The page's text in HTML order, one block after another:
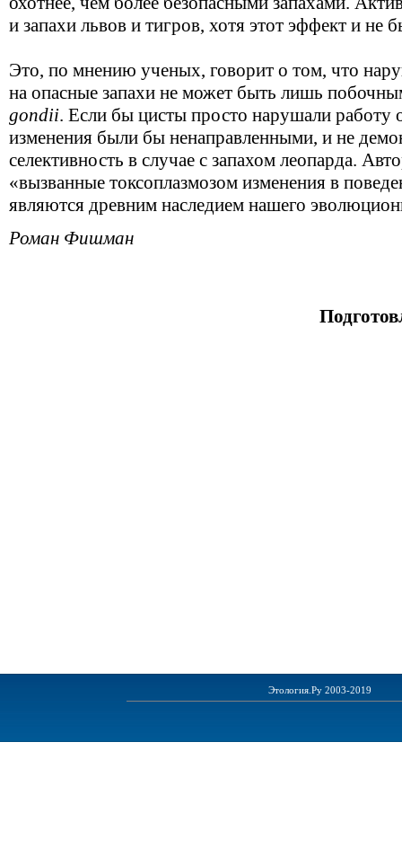
и запахи львов и тигров, хотя этот эффект и не
Это, по мнению ученых, говорит о том, что
на опасные запахи не может быть лишь
gondii. Если бы цисты просто нарушали работу
изменения были бы ненаправленными, и не
селективность в случае с запахом леопарда.
«вызванные токсоплазмозом изменения в
являются древним наследием нашего
Роман Фишман
Этология.Ру 2003-2019